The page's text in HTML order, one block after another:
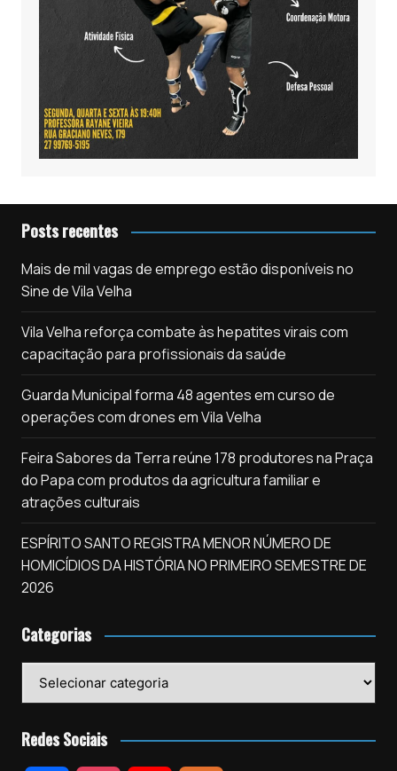
Posts recentes
Mais de mil vagas de emprego estão disponíveis no
Sine de Vila Velha
Vila Velha reforça combate às hepatites virais com
capacitação para profissionais da saúde
Guarda Municipal forma 48 agentes em curso de
operações com drones em Vila Velha
Feira Sabores da Terra reúne 178 produtores na Praça
do Papa com produtos da agricultura familiar e
atrações culturais
ESPÍRITO SANTO REGISTRA MENOR NÚMERO DE
HOMICÍDIOS DA HISTÓRIA NO PRIMEIRO SEMESTRE DE
2026
Categorias
Redes Sociais